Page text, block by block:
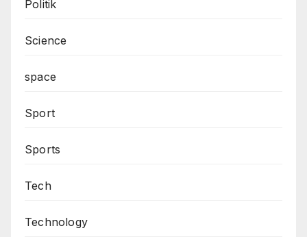
Politik
Science
space
Sport
Sports
Tech
Technology